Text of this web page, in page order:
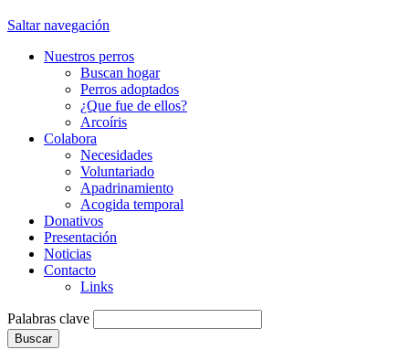
Saltar navegación
Nuestros perros
Buscan hogar
Perros adoptados
¿Que fue de ellos?
Arcoíris
Colabora
Necesidades
Voluntariado
Apadrinamiento
Acogida temporal
Donativos
Presentación
Noticias
Contacto
Links
Palabras clave
Buscar